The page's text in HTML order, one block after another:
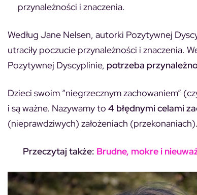
przynależności i znaczenia.
Według Jane Nelsen, autorki Pozytywnej
utraciły poczucie przynależności i znaczenia.
Pozytywnej Dyscyplinie, potrzeba
Dzieci swoim “niegrzecznym zachowaniem”
i są ważne. Nazywamy to 4 błędnymi celami
(nieprawdziwych) założeniach (przekonaniach).
Przeczytaj także: Brudne, mokre i